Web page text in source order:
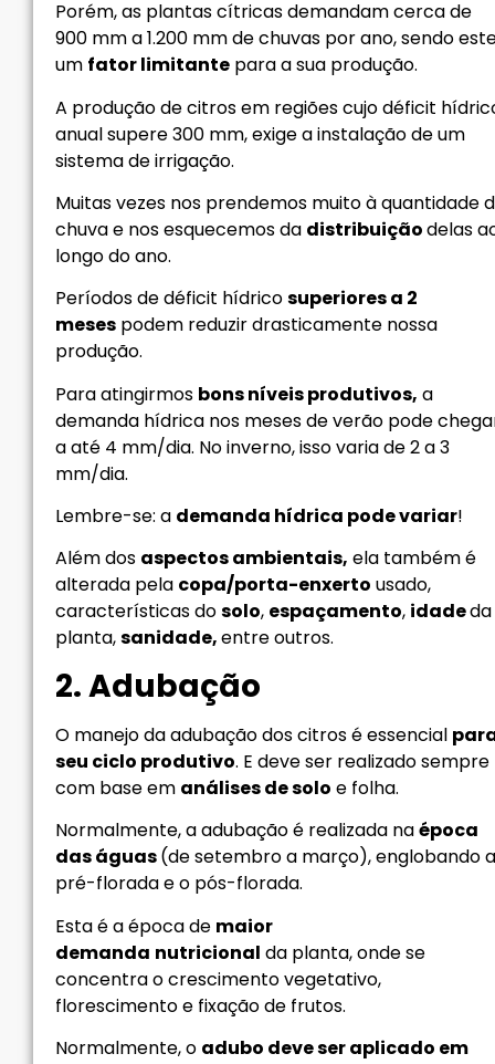
Porém, as plantas cítricas demandam cerca de
900 mm a 1.200 mm de chuvas por ano, sendo
um fator limitante para a sua produção.
A produção de citros em regiões cujo déficit
anual supere 300 mm, exige a instalação de um
sistema de irrigação.
Muitas vezes nos prendemos muito à quantidade
chuva e nos esquecemos da distribuiçãodelas
longo do ano.
Períodos de déficit hídricosuperiores a 2
meses podem reduzir drasticamente nossa
produção.
Para atingirmos bons níveis produtivos, a
demanda hídrica nos meses de verão pode
a até 4 mm/dia. No inverno, isso varia de 2 a 3
mm/dia.
Lembre-se: a demanda hídrica pode variar!
Além dos aspectos ambientais, ela também é
alterada pela copa/porta-enxerto usado,
características dosolo, espaçamento, idadeda
planta,sanidade,entre outros.
2. Adubação
O manejo da adubação dos citros é essencial
seu ciclo produtivo. E deve ser realizado sempre
com base em análises de solo e folha.
Normalmente, a adubação é realizada naépoca
das águas(de setembro a março), englobando a
pré-florada e o pós-florada.
Esta é a época de maior
demanda nutricional da planta, onde se
concentra o crescimento vegetativo,
florescimento e fixação de frutos.
Normalmente, o adubo deve ser aplicado em